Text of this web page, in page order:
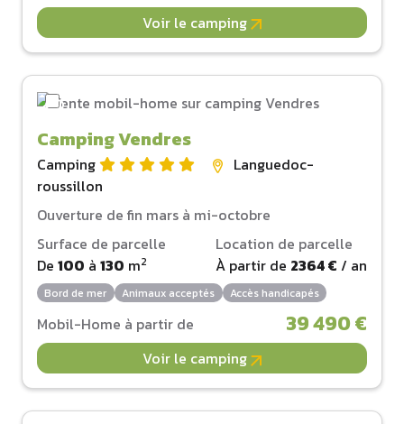
Voir le camping
Camping Vendres
Camping
Languedoc-
roussillon
Ouverture de fin mars à mi-octobre
Surface de parcelle
De 100 à 130 m2
Location de parcelle
À partir de 2364 € / an
Bord de mer Animaux acceptés Accès handicapés
Mobil-Home à partir de 39 490 €
Voir le camping